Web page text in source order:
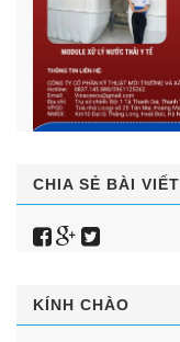
CHIA SẺ BÀI VIẾT
KÍNH CHÀO